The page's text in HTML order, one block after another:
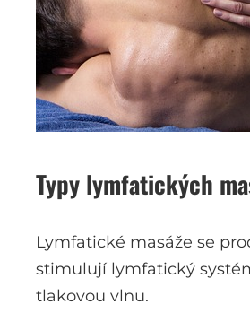
Typy lymfatických
Lymfatické masáže se
stimulují lymfatický
tlakovou vlnu.